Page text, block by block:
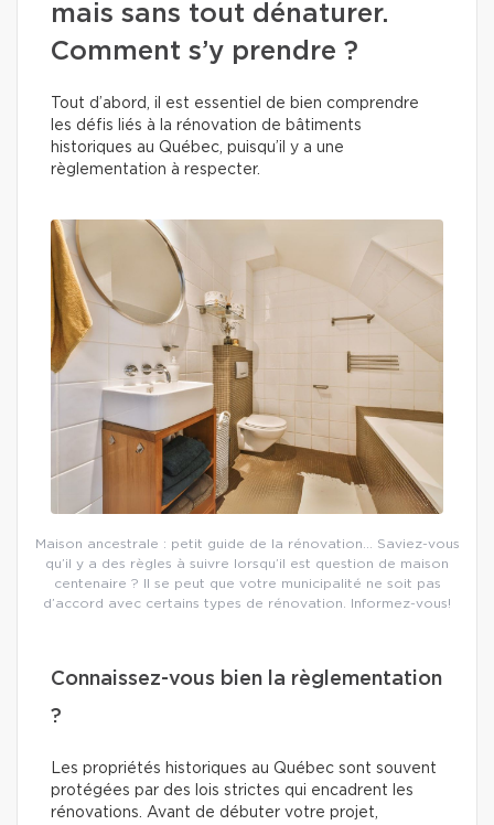
mais sans tout dénaturer.
Comment s’y prendre ?
Tout d’abord, il est essentiel de bien comprendre
les défis liés à la rénovation de bâtiments
historiques au Québec, puisqu’il y a une
règlementation à respecter.
Maison ancestrale : petit guide de la rénovation… Saviez-vous
qu’il y a des règles à suivre lorsqu’il est question de maison
centenaire ? Il se peut que votre municipalité ne soit pas
d’accord avec certains types de rénovation. Informez-vous!
Connaissez-vous bien la règlementation
?
Les propriétés historiques au Québec sont souvent
protégées par des lois strictes qui encadrent les
rénovations. Avant de débuter votre projet,